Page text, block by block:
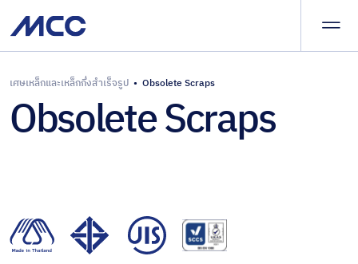
และ
จัด
นำ
เข้า
–
ครบ
วงจร
ผลิตภัณฑ์ของเรา
บริการและโซลูชัน
เกี่ยวกับ
เศษเหล็ก
และเหล็ก
กึ่ง
แบน
เหล็ก
เศษเหล็กและเหล็กกึ่งสำเร็จรูป • Obsolete Scraps
Obsolete Scraps